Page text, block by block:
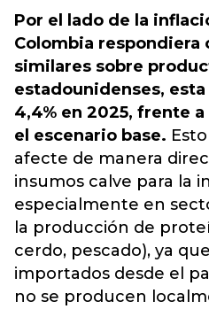
Por el lado de la
Colombia respondiera
similares sobre
estadounidenses,
4,4% en 2025, frente
el escenario base.
afecte de manera
insumos calve para la
especialmente en
la producción de
cerdo, pescado), ya
importados desde el
no se producen